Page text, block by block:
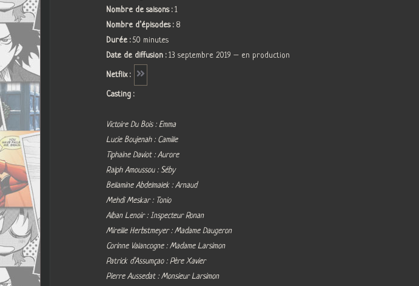
Nombre de saisons :1
Nombre d’épisodes : 8
Durée :50 minutes
Date de diffusion :13 septembre 2019 – en production
Netflix :
Casting :
Victoire Du Bois : Emma
Lucie Boujenah : Camille
Tiphaine Daviot : Aurore
Ralph Amoussou : Séby
Bellamine Abdelmalek : Arnaud
Mehdi Meskar : Tonio
Alban Lenoir : Inspecteur Ronan
Mireille Herbstmeyer : Madame Daugeron
Corinne Valancogne : Madame Larsimon
Patrick d’Assumçao : Père Xavier
Pierre Aussedat : Monsieur Larsimon